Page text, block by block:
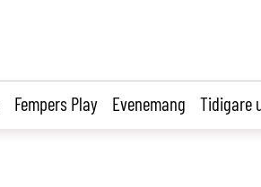
Fempers Play Evenemang Tidigare